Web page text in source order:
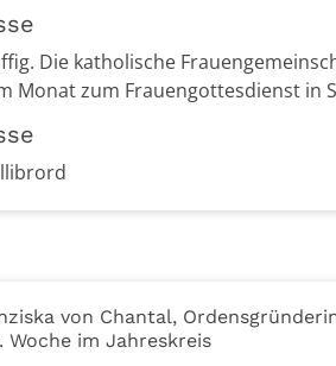
Die katholische
Monat zum Frauengottesdienst in
von Chantal,
Woche im Jahreskreis